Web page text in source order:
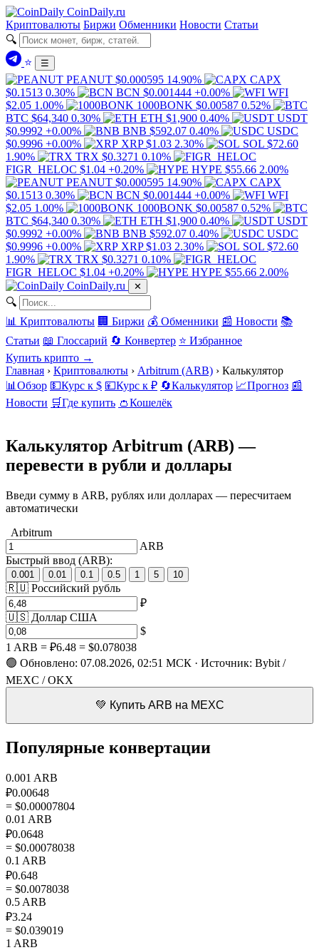
CoinDaily.ru
Криптовалюты Биржи Обменники Новости Статьи
🔍
⭐
☰
PEANUT $0.000595 14.90%
CAPX
$0.1513 0.30% BCN $0.001444 +0.00%
WFI
$2.05 1.00% 1000BONK $0.00587 0.52%
BTC $64,340 0.30% ETH $1,900 0.40%
USDT
$0.9992 +0.00% BNB $592.07 0.40%
USDC
$0.9996 +0.00% XRP $1.03 2.30% SOL $72.60
1.90%
TRX $0.3271 0.10%
FIGR_HELOC $1.04 +0.20% HYPE $55.66 2.00%
PEANUT $0.000595 14.90%
CAPX
$0.1513 0.30% BCN $0.001444 +0.00%
WFI
$2.05 1.00% 1000BONK $0.00587 0.52%
BTC $64,340 0.30% ETH $1,900 0.40%
USDT
$0.9992 +0.00% BNB $592.07 0.40%
USDC
$0.9996 +0.00% XRP $1.03 2.30% SOL $72.60
1.90%
TRX $0.3271 0.10%
FIGR_HELOC $1.04 +0.20% HYPE $55.66 2.00%
CoinDaily.ru ✕
🔍
📊 Криптовалюты 🏢 Биржи 💰 Обменники 📰 Новости 📚
Статьи 📖 Глоссарий 🔄 Конвертер ⭐ Избранное
Купить крипто →
Главная › Криптовалюты › Arbitrum (ARB) › Калькулятор
📊 Обзор 💵Курс к $ 💴Курс к ₽ 🔄Калькулятор 📈Прогноз 📰
Новости 🛒Где купить 👛Кошелёк
Калькулятор Arbitrum (ARB) —
перевести в рубли и доллары
Введи сумму в ARB, рублях или долларах — пересчитаем
автоматически
Arbitrum
ARB
Быстрый ввод (ARB):
0.001 0.01 0.1 0.5 1 5 10
🇷🇺 Российский рубль
₽
🇺🇸 Доллар США
$
1 ARB = ₽6.48 = $0.078038
🟢 Обновлено: 07.08.2026, 02:51 МСК · Источник: Bybit /
MEXC / OKX
💚 Купить ARB на MEXC
Популярные конвертации
0.001 ARB
₽0.00648
= $0.00007804
0.01 ARB
₽0.0648
= $0.00078038
0.1 ARB
₽0.648
= $0.0078038
0.5 ARB
₽3.24
= $0.039019
1 ARB